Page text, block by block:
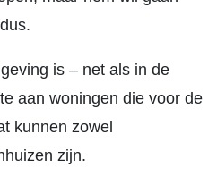
is – net als in de
aan woningen die voor de
kunnen zowel
zijn.